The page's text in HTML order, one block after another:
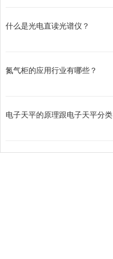
什么是光电直读光谱仪？
氮气柜的应用行业有哪些？
电子天平的原理跟电子天平分类